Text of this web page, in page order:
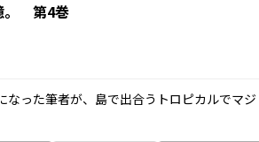
。 第4巻
った筆者が、島で出合うトロピカルでマジ